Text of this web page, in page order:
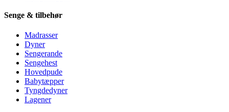
Senge & tilbehør
Madrasser
Dyner
Sengerande
Sengehest
Hovedpude
Babytæpper
Tyngdedyner
Lagener